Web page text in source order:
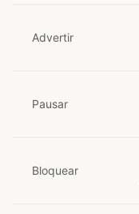
Advertir
Pausar
Bloquear